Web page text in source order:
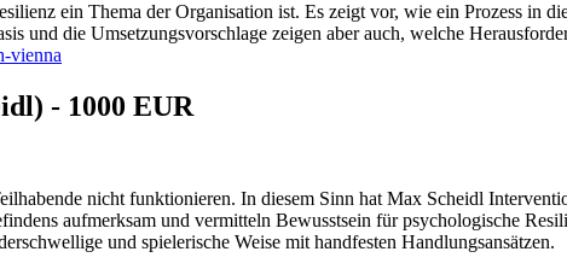
ein Thema der Organisation ist. Es zeigt vor, wie ein Prozess in
und die Umsetzungsvorschlage zeigen aber auch, welche
vienna
- 1000 EUR
nicht funktionieren. In diesem Sinn hat Max Scheidl
aufmerksam und vermitteln Bewusstsein für psychologische
und spielerische Weise mit handfesten Handlungsansätzen.